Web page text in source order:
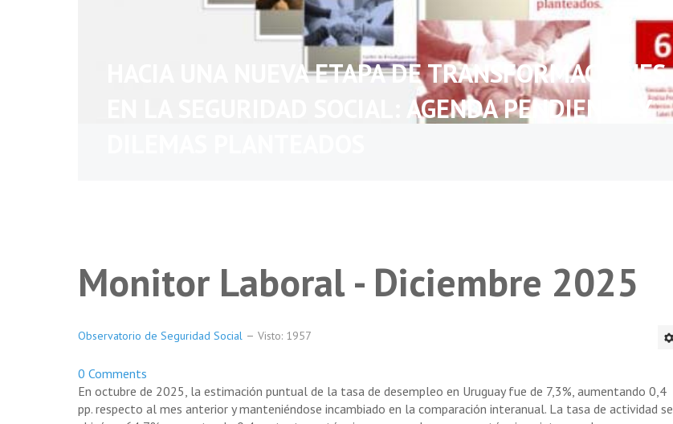
HACIA UNA NUEVA ETAPA DE TRANSFORMACIONES
EN LA SEGURIDAD SOCIAL: AGENDA PENDIENTE Y
Monitor Laboral - Diciembre 2025
Observatorio de Seguridad Social Visto: 1957
0 Comments
En octubre de 2025, la estimación puntual de la tasa de desempleo en Uruguay fue de 7,3%, aumentando 0,4
pp. respecto al mes anterior y manteniéndose incambiado en la comparación interanual. La tasa de actividad se